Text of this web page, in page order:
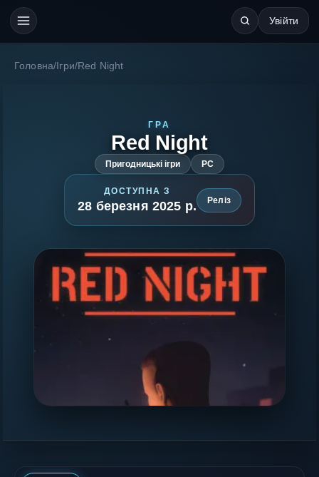
Увійти
Головна/ Ігри/Red Night
ГРА
Red Night
Пригодницькі ігри PC
ДОСТУПНА З
28 березня 2025 р. Реліз